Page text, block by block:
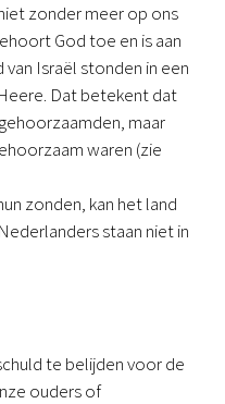
zonder meer op ons
God toe en is aan
Israël stonden in een
Dat betekent dat
maar
waren (zie
zonden, kan het land
staan niet in
te belijden voor de
ouders of